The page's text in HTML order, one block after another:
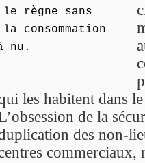
règne sans
consommation
nu.
les habitent dans
de la
des non-
commerciaux,